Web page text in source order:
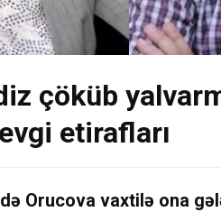
çöküb
etirafları
Orucova vaxtilə ona